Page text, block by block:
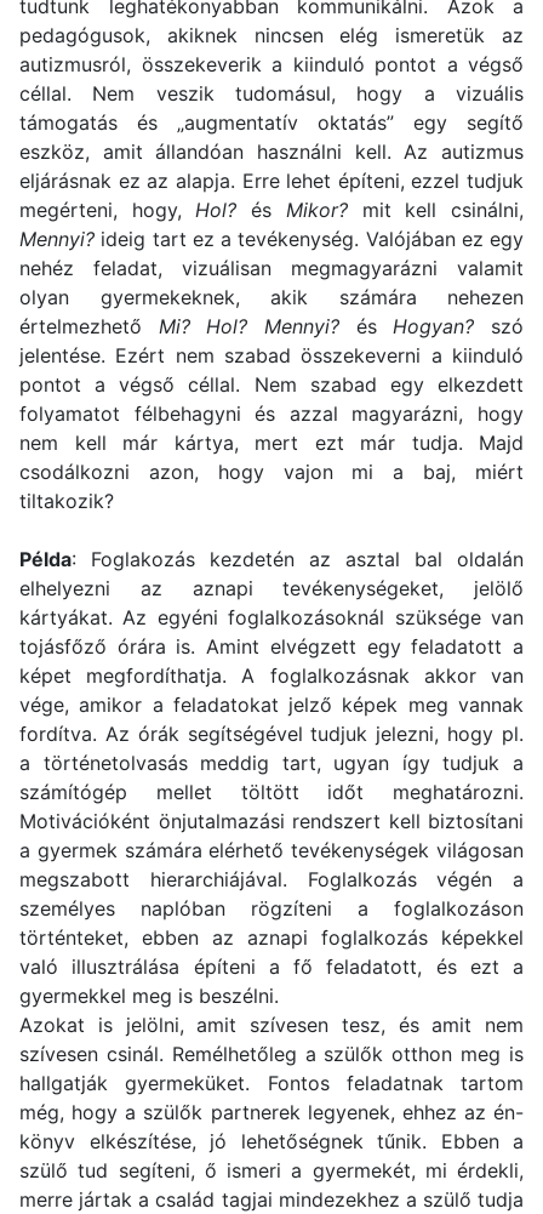
tudtunk leghatékonyabban kommunikálni. Azok a
pedagógusok, akiknek nincsen elég ismeretük az
autizmusról, összekeverik a kiinduló pontot a végső
céllal. Nem veszik tudomásul, hogy a vizuális
támogatás és „augmentatív oktatás” egy segítő
eszköz, amit állandóan használni kell. Az autizmus
eljárásnak ez az alapja. Erre lehet építeni, ezzel tudjuk
megérteni, hogy, Hol?és Mikor?mit kell csinálni,
Mennyi? ideig tart ez a tevékenység. Valójában ez egy
nehéz feladat, vizuálisan megmagyarázni valamit
olyan gyermekeknek, akik számára nehezen
értelmezhető Mi? Hol? Mennyi? ésHogyan? szó
jelentése. Ezért nem szabad összekeverni a kiinduló
pontot a végső céllal. Nem szabad egy elkezdett
folyamatot félbehagyni és azzal magyarázni, hogy
nem kell már kártya, mert ezt már tudja. Majd
csodálkozni azon, hogy vajon mi a baj, miért
tiltakozik?
Példa: Foglakozás kezdetén az asztal bal oldalán
elhelyezni az aznapi tevékenységeket, jelölő
kártyákat. Az egyéni foglalkozásoknál szüksége van
tojásfőző órára is. Amint elvégzett egy feladatott a
képet megfordíthatja. A foglalkozásnak akkor van
vége, amikor a feladatokat jelző képek meg vannak
fordítva. Az órák segítségével tudjuk jelezni, hogy pl.
a történetolvasás meddig tart, ugyan így tudjuk a
számítógép mellet töltött időt meghatározni.
Motivációként önjutalmazási rendszert kell biztosítani
a gyermek számára elérhető tevékenységek világosan
megszabott hierarchiájával. Foglalkozás végén a
személyes naplóban rögzíteni a foglalkozáson
történteket, ebben az aznapi foglalkozás képekkel
való illusztrálása építeni a fő feladatott, és ezt a
gyermekkel meg is beszélni.
Azokat is jelölni, amit szívesen tesz, és amit nem
szívesen csinál. Remélhetőleg a szülők otthon meg is
hallgatják gyermeküket. Fontos feladatnak tartom
még, hogy a szülők partnerek legyenek, ehhez az én-
könyv elkészítése, jó lehetőségnek tűnik. Ebben a
szülő tud segíteni, ő ismeri a gyermekét, mi érdekli,
merre jártak a család tagjai mindezekhez a szülő tudja